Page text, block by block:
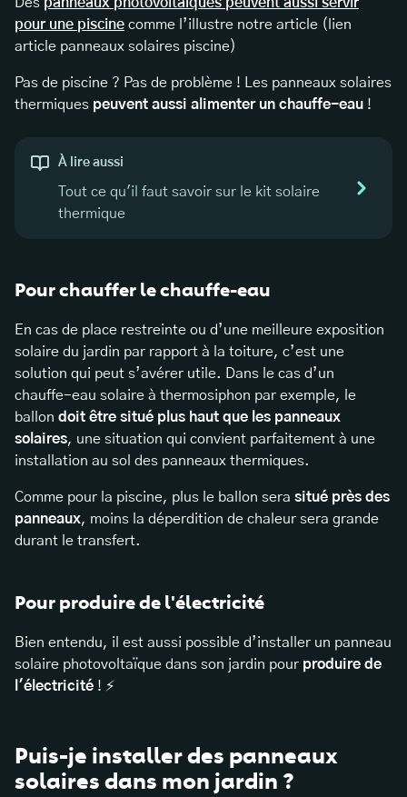
pour une piscine comme l’illustre notre article (lien
article panneaux solaires piscine)
Pas de piscine ? Pas de problème ! Les panneaux solaires
thermiques peuvent aussi alimenter un chauffe-eau !
À lire aussi
Tout ce qu'il faut savoir sur le kit solaire
thermique
Pour chauffer le chauffe-eau
En cas de place restreinte ou d’une meilleure exposition
solaire du jardin par rapport à la toiture, c’est une
solution qui peut s’avérer utile. Dans le cas d’un
chauffe-eau solaire à thermosiphon par exemple, le
ballon doit être situé plus haut que les panneaux
solaires, une situation qui convient parfaitement à une
installation au sol des panneaux thermiques.
Comme pour la piscine, plus le ballon sera situé près des
panneaux, moins la déperdition de chaleur sera grande
durant le transfert.
Pour produire de l'électricité
Bien entendu, il est aussi possible d’installer un panneau
solaire photovoltaïque dans son jardin pour produire de
l'électricité ! ⚡
Puis-je installer des panneaux
solaires dans mon jardin ?